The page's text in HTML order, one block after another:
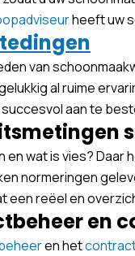
heeft uw
van
al ruime
aan te
en wat is vies?
normeringen
een reëel en
en
en het